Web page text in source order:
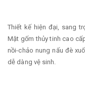
Thiết kế hiện đại, sang
Mặt gốm thủy tinh cao
nồi-chảo nung nấu đè
dễ dàng vệ sinh.